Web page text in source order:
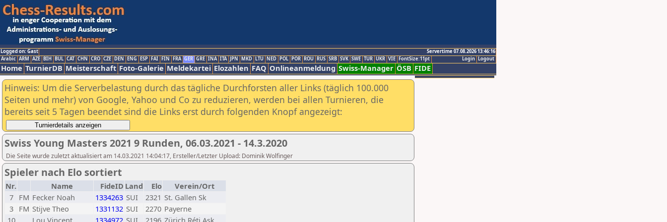
Logged on: Gast
Servertime 07.08.2026 13:46:16
Logout
Login
Arabic ARM AZE BIH BUL CAT CHN CRO CZE DEN ENG ESP FAI FIN FRA GER GRE INA ITA JPN MKD LTU NED POL POR ROU RUS SRB SVK SWE TUR UKR VIE FontSize:11pt
Home TurnierDB Meisterschaft Foto-Galerie Meldekartei Elozahlen FAQ Onlineanmeldung Swiss-Manager ÖSB FIDE
Hinweis: Um die Serverbelastung durch das tägliche Durchforsten aller Links (täglich 100.000
Seiten und mehr) von Google, Yahoo und Co zu reduzieren, werden bei allen Turnieren, die
bereits seit 5 Tagen beendet sind die Links erst durch folgenden Knopf angezeigt:
Swiss Young Masters 2021 9 Runden, 06.03.2021 - 14.3.2020
Die Seite wurde zuletzt aktualisiert am 14.03.2021 14:04:17, Ersteller/Letzter Upload: Dominik Wolfinger
Spieler nach Elo sortiert
Nr. Name FideID Land Elo
Verein/Ort
7
FM Fecker Noah 1334263 SUI 2321 St. Gallen Sk
3
FM Stijve Theo 1331132 SUI 2270 Payerne
10
Lou Vincent 1334972 SUI 2196 Zürich Réti Ask